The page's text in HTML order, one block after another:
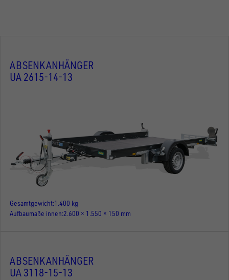
ABSENKANHÄNGER
UA 2615-14-13
Gesamtgewicht 1.400 kg
Aufbaumaße innen 2.600 × 1.550 × 150 mm
ABSENKANHÄNGER
UA 3118-15-13